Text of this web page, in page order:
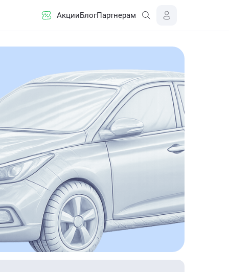
АкцииБлогПартнерам